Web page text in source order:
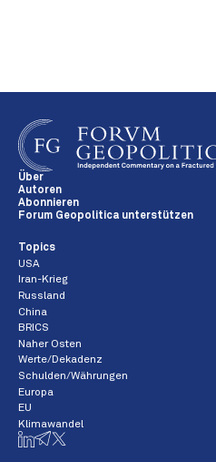
Über
Autoren
Abonnieren
Forum Geopolitica unterstützen
Topics
USA
Iran-Krieg
Russland
China
BRICS
Naher Osten
Werte/Dekadenz
Schulden/Währungen
Europa
EU
Klimawandel